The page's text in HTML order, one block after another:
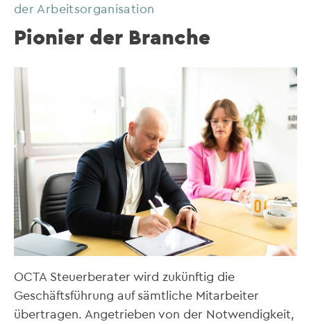
der Arbeitsorganisation
Pionier der Branche
OCTA Steuerberater wird zukünftig die
Geschäftsführung auf sämtliche Mitarbeiter
übertragen. Angetrieben von der Notwendigkeit,